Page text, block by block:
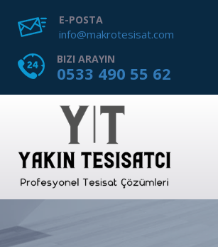
E-POSTA
info@makrotesisat.com
BIZI ARAYIN
0533 490 55 62